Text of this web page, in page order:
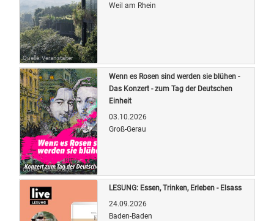
Quelle: Veranstalter
Weil am Rhein
Quelle: Veranstalter
Wenn es Rosen sind werden sie blühen -
Das Konzert - zum Tag der Deutschen
Einheit
03.10.2026
Groß-Gerau
LESUNG: Essen, Trinken, Erleben - Elsass
24.09.2026
Baden-Baden